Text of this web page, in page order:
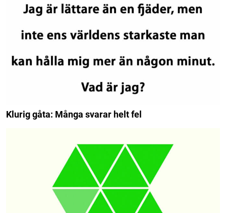
Klurig gåta: Många svarar helt fel